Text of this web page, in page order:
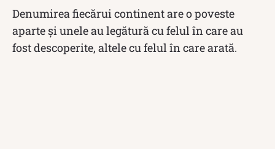
Denumirea fiecărui continent are o poveste
aparte și unele au legătură cu felul în care au
fost descoperite, altele cu felul în care arată.